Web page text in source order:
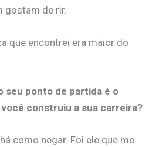
gostam de rir.
que encontrei era maior do
seu ponto de partida é o
construiu a sua carreira?
como negar. Foi ele que me